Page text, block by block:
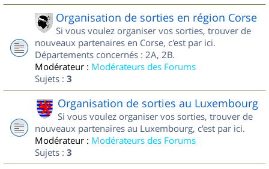
Organisation de sorties en région Corse
Si vous voulez organiser vos sorties, trouver de
nouveaux partenaires en Corse, c'est par ici.
Départements concernés : 2A, 2B.
Modérateur : Modérateurs des Forums
Sujets : 3
Organisation de sorties au Luxembourg
Si vous voulez organiser vos sorties, trouver de
nouveaux partenaires au Luxembourg, c'est par ici.
Modérateur : Modérateurs des Forums
Sujets : 3